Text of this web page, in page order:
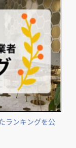
ランキングを公